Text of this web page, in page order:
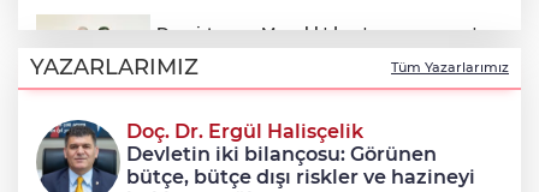
Demirtaş ve Mızraklı'dan 'çerçeve yasa'
açıklaması: 'El ele geleceğe yürümek
zorundayız'
Benzine bir zam daha: Tabela bu gece
değişiyor
YAZARLARIMIZ Tüm Yazarlarımız
Doç. Dr. Ergül Halisçelik
Devletin iki bilançosu: Görünen
bütçe, bütçe dışı riskler ve hazineyi